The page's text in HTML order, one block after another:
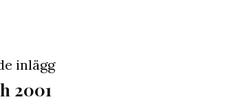
inlägg
2001